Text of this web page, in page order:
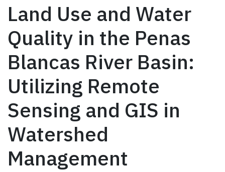
Land Use and Water
Quality in the Penas
Blancas River Basin:
Utilizing Remote
Sensing and GIS in
Watershed
Management